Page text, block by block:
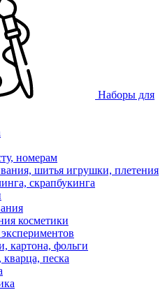
Наборы для
номерам
шитья игрушки, плетения
скрапбукинга
косметики
картона, фольги
песка